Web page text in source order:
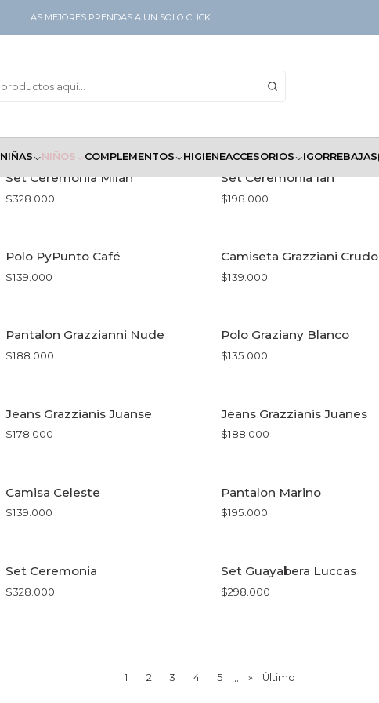
NIÑAS NIÑOS COMPLEMENTOS HIGIENEACCESORIOS IGORREBAJAS
LAS MEJORES PRENDAS A UN SOLO CLICK
Set Ceremonia Milán
$328.000
Set Ceremonia Ian
$198.000
Polo PyPunto Café
$139.000
Camiseta Grazziani Crudo
$139.000
Pantalon Grazzianni Nude
$188.000
Polo Graziany Blanco
$135.000
Jeans Grazzianis Juanse
$178.000
Jeans Grazzianis Juanes
$188.000
Camisa Celeste
$139.000
Pantalon Marino
$195.000
Set Ceremonia
$328.000
Set Guayabera Luccas
$298.000
1 2 3 4 5 ... » Último